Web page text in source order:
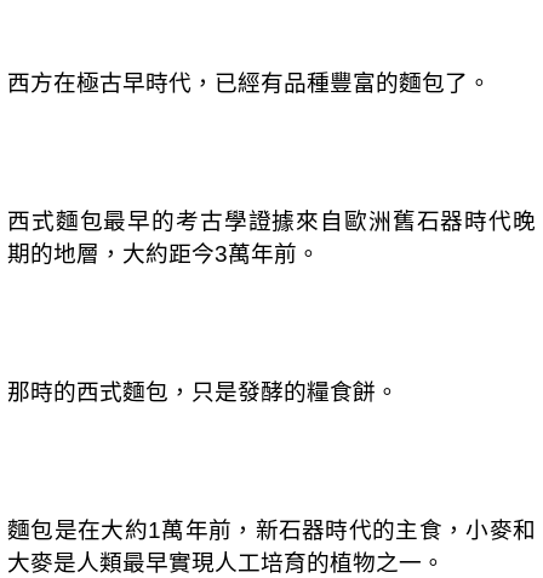
西方在極古早時代，已經有品種豐富的麵包了。
西式麵包最早的考古學證據來自歐洲舊石器時代晚
期的地層，大約距今3萬年前。
那時的西式麵包，只是發酵的糧食餅。
麵包是在大約1萬年前，新石器時代的主食，小麥和
大麥是人類最早實現人工培育的植物之一。